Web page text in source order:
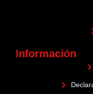
Información